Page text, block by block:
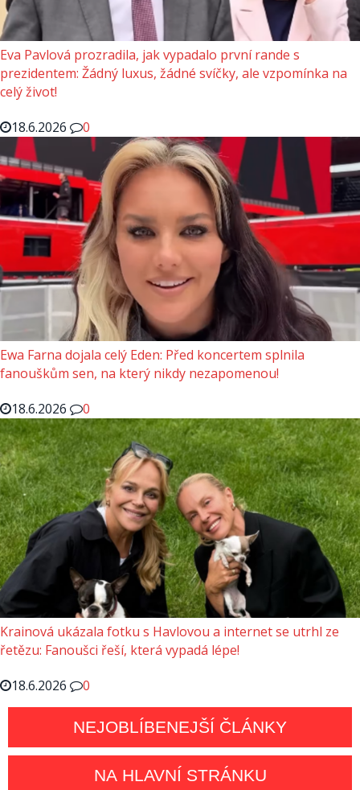
Eva Pavlová prozradila, jak vypadalo první rande s
prezidentem: Žádný luxus, žádné svíčky, ale vzpomínka na
celý život!
18.6.2026
0
Ewa Farna dojala celý Eden: Před koncertem splnila
fanouškům sen, na který nikdy nezapomenou!
18.6.2026
0
Krainová ukázala fotku s Havlovou a internet se utrhl ze
řetězu: Fanoušci řeší, která vypadá lépe!
18.6.2026
0
NEJOBLÍBENEJŠÍ ČLÁNKY
NA HLAVNÍ STRÁNKU